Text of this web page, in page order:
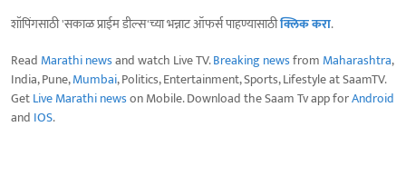
शॉपिंगसाठी 'सकाळ प्राईम डील्स'च्या भन्नाट ऑफर्स पाहण्यासाठीक्लिक करा.
Read Marathi newsand watch Live TV.Breaking newsfrom Maharashtra,
India, Pune,Mumbai, Politics, Entertainment, Sports, Lifestyle at SaamTV.
GetLive Marathi newson Mobile. Download the Saam Tv app forAndroid
and IOS.